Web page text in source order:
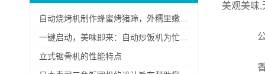
立式锯骨机的性能特点
美观美味
公
香